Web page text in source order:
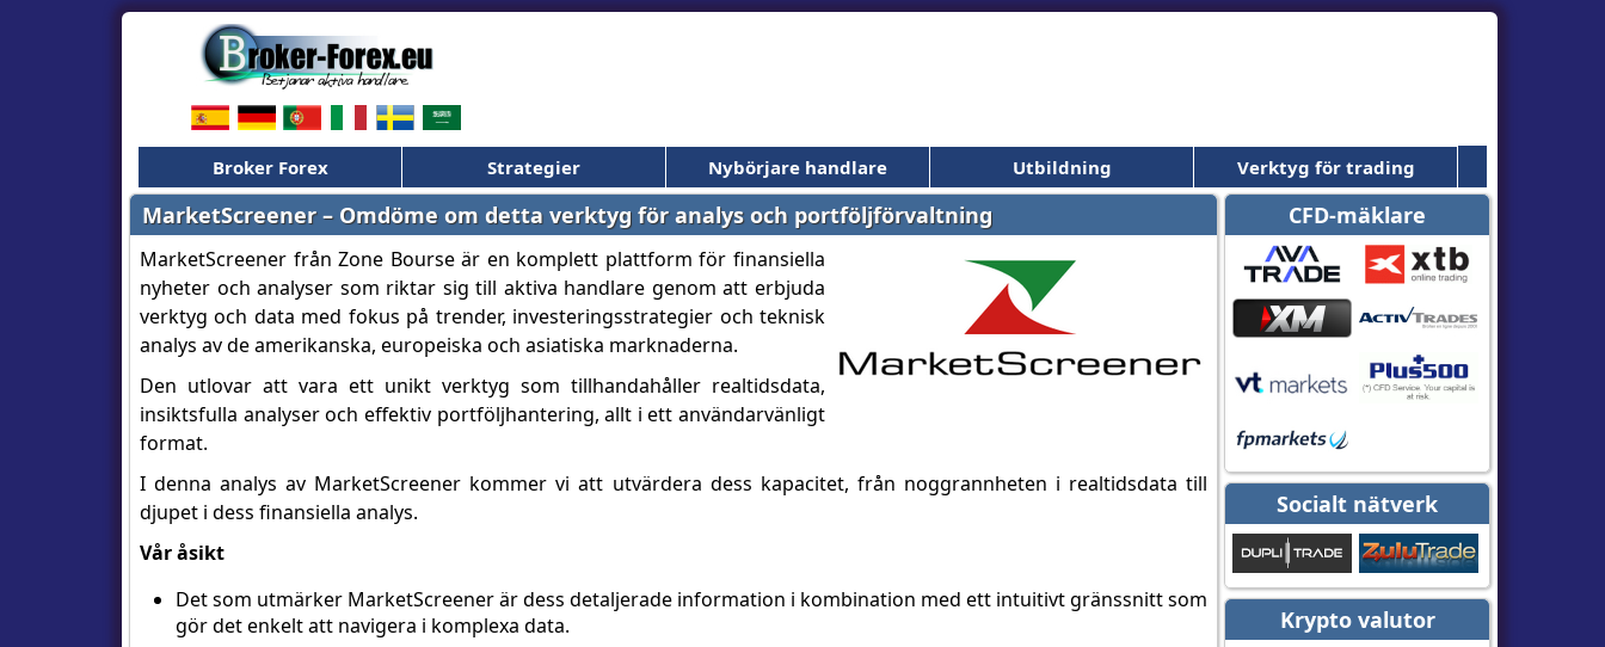
Broker Forex Strategier Nybörjare handlare Utbildning Verktyg för trading
CFD-mäklare
Socialt nätverk
Krypto valutor
MarketScreener – Omdöme om detta verktyg för analys och portföljförvaltning
MarketScreener från Zone Bourse är en komplett plattform för finansiella
nyheter och analyser som riktar sig till aktiva handlare genom att erbjuda
verktyg och data med fokus på trender, investeringsstrategier och teknisk
analys av de amerikanska, europeiska och asiatiska marknaderna.
Den utlovar att vara ett unikt verktyg som tillhandahåller realtidsdata,
insiktsfulla analyser och effektiv portföljhantering, allt i ett användarvänligt
format.
I denna analys av MarketScreener kommer vi att utvärdera dess kapacitet, från noggrannheten i realtidsdata till
djupet i dess finansiella analys.
Vår åsikt
Det som utmärker MarketScreener är dess detaljerade information i kombination med ett intuitivt gränssnitt som
gör det enkelt att navigera i komplexa data.